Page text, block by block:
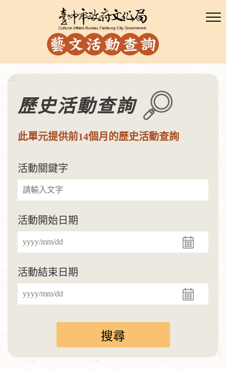
:::
歷史活動查詢
此單元提供前14個月的歷史活動查詢
活動關鍵字
活動開始日期
活動結束日期